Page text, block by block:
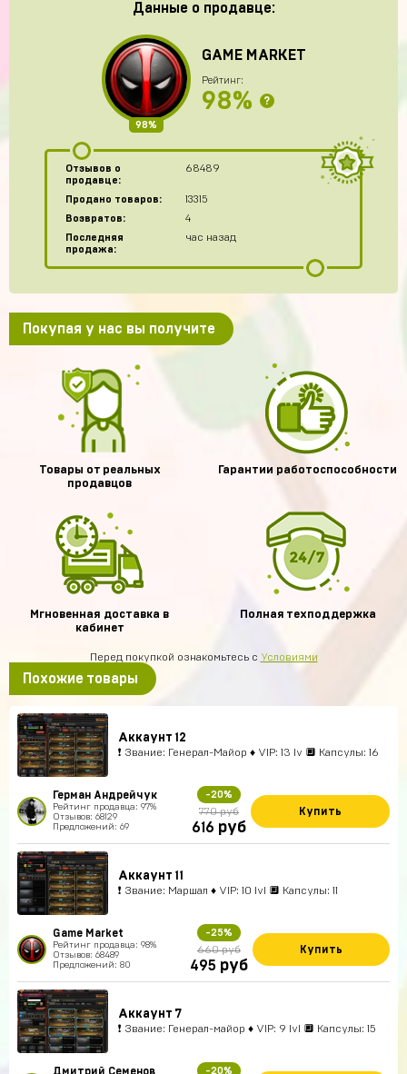
Данные о продавце:
98%
GAME MARKET
Рейтинг:
98% ?
Отзывов о
продавце:
68489
Продано товаров:
13315
Возвратов:
4
Последняя
продажа:
час назад
Покупая у нас вы получите
Товары от реальных
продавцов
Гарантии работоспособности
Мгновенная доставка в
кабинет
Полная техподдержка
Перед покупкой ознакомьтесь с Условиями
Похожие товары
Аккаунт 12
❗ Звание: Генерал-Майор ♦ VIP: 13 lv 🔲 Капсулы: 16
Герман Андрейчук
Рейтинг продавца: 97%
Отзывов: 68129
Предложений: 69
-20%
770 руб
616 руб
Купить
Аккаунт 11
❗ Звание: Маршал ♦ VIP: 10 lvl 🔲 Капсулы: 11
Game Market
Рейтинг продавца: 98%
Отзывов: 68489
Предложений: 80
-25%
660 руб
495 руб
Купить
Аккаунт 7
❗ Звание: Генерал-майор ♦ VIP: 9 lvl 🔲 Капсулы: 15
Дмитрий Семенов -20%